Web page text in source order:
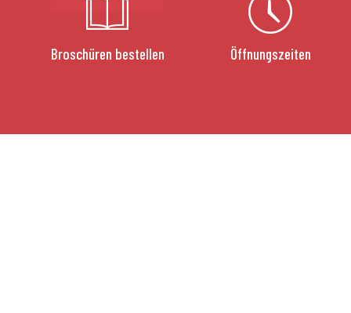
Broschüren bestellen Öffnungszeiten